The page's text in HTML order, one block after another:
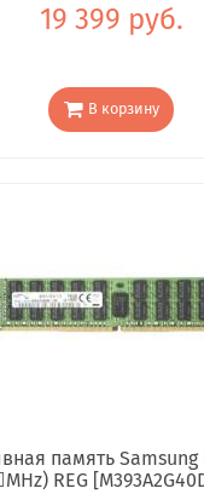
19 399 руб.
В корзину
память Samsung
REG